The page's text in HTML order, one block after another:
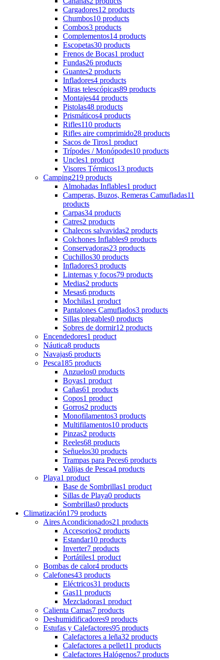
Cargadores12 products
Chumbos10 products
Combos3 products
Complementos14 products
Escopetas30 products
Frenos de Bocas1 product
Fundas26 products
Guantes2 products
Infladores4 products
Miras telescópicas89 products
Montajes44 products
Pistolas48 products
Prismáticos4 products
Rifles110 products
Rifles aire comprimido28 products
Sacos de Tiros1 product
Trípodes / Monópodes10 products
Uncles1 product
Visores Térmicos13 products
Camping219 products
Almohadas Inflables1 product
Camperas, Buzos, Remeras Camufladas11
products
Carpas34 products
Catres2 products
Chalecos salvavidas2 products
Colchones Inflables9 products
Conservadoras23 products
Cuchillos30 products
Infladores3 products
Linternas y focos79 products
Medias2 products
Mesas6 products
Mochilas1 product
Pantalones Camuflados3 products
Sillas plegables0 products
Sobres de dormir12 products
Encendedores1 product
Náutica8 products
Navajas6 products
Pesca185 products
Anzuelos0 products
Boyas1 product
Cañas61 products
Copos1 product
Gorros2 products
Monofilamentos3 products
Multifilamentos10 products
Pinzas2 products
Reeles68 products
Señuelos30 products
Trampas para Peces6 products
Valijas de Pesca4 products
Playa1 product
Base de Sombrillas1 product
Sillas de Playa0 products
Sombrillas0 products
Climatización179 products
Aires Acondicionados21 products
Accesorios2 products
Estandar10 products
Inverter7 products
Portátiles1 product
Bombas de calor4 products
Calefones43 products
Eléctricos31 products
Gas11 products
Mezcladoras1 product
Calienta Camas7 products
Deshumidificadores9 products
Estufas y Calefactores95 products
Calefactores a leña32 products
Calefactores a pellet11 products
Calefactores Halógenos7 products